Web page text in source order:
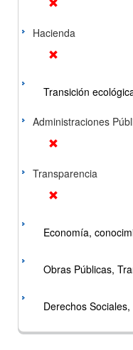
Hacienda
Transición
Administraciones
Transparencia
Economía,
Obras Públicas,
Derechos